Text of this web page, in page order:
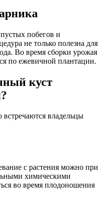
побегов и
не только полезна для
Во время сборки урожая
по ежевичной плантации.
куст
владельцы
с растения можно при
химическими
во время плодоношения